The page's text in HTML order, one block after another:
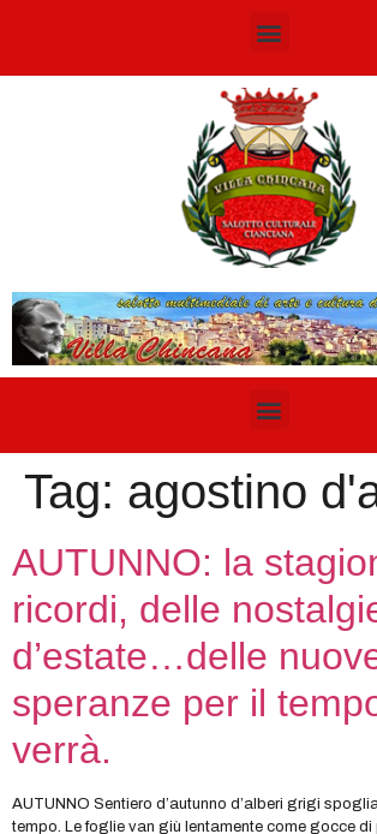
Tag: agostino
AUTUNNO: la
ricordi, delle
d’estate…delle
speranze per il
verrà.
AUTUNNO Sentiero d’autunno d’alberi grigi
tempo. Le foglie van giù lentamente come gocce di